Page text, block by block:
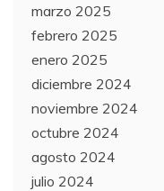
marzo 2025
febrero 2025
enero 2025
diciembre 2024
noviembre 2024
octubre 2024
agosto 2024
julio 2024